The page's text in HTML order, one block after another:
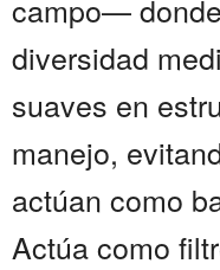
campo—
diversidad
suaves en
manejo,
actúan como
Actúa como